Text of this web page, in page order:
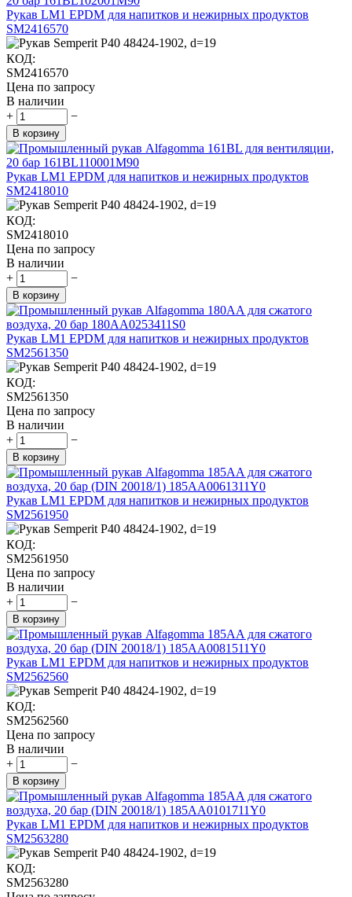
Рукав LM1 EPDM для напитков и нежирных продуктов
SM2416570
КОД:
SM2416570
Цена по запросу
В наличии
+
−
В корзину
Рукав LM1 EPDM для напитков и нежирных продуктов
SM2418010
КОД:
SM2418010
Цена по запросу
В наличии
+
−
В корзину
Рукав LM1 EPDM для напитков и нежирных продуктов
SM2561350
КОД:
SM2561350
Цена по запросу
В наличии
+
−
В корзину
Рукав LM1 EPDM для напитков и нежирных продуктов
SM2561950
КОД:
SM2561950
Цена по запросу
В наличии
+
−
В корзину
Рукав LM1 EPDM для напитков и нежирных продуктов
SM2562560
КОД:
SM2562560
Цена по запросу
В наличии
+
−
В корзину
Рукав LM1 EPDM для напитков и нежирных продуктов
SM2563280
КОД:
SM2563280